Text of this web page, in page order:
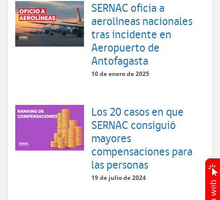
SERNAC oficia a
aerolíneas nacionales
tras incidente en
Aeropuerto de
Antofagasta
10 de enero de 2025
Los 20 casos en que
SERNAC consiguió
mayores
compensaciones para
las personas
19 de julio de 2024